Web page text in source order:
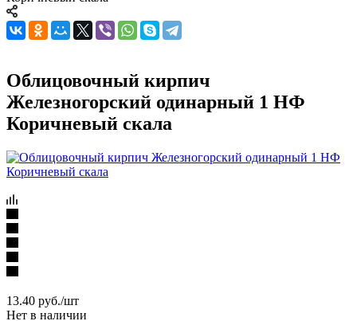
Облицовочный кирпич
Железногорский одинарный 1 НФ
Коричневый скала
13.40 руб./шт
Нет в наличии